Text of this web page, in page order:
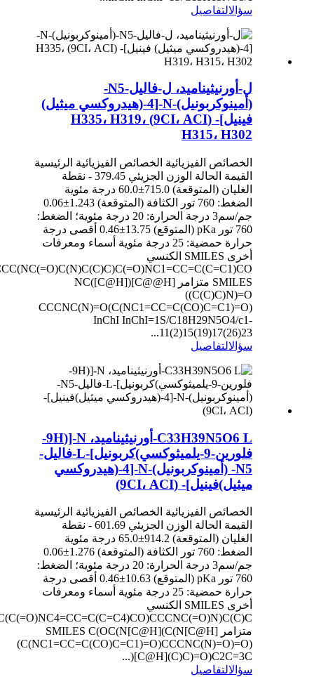
سؤالالتفاصيل
ل-أورنيثيناميد، ل-فاليل-N5-
(أمينوكربونيل)-N-[4-(هيدروكسي ميثيل)
فينيل]- (9CI، ACI) H335، H319،
H315، H302
الخصائص الفيزيائية الخصائص الفيزيائية الرئيسية
القيمة الحالة الوزن الجزيئي 379.45 - نقطة
الغليان (المتوقعة) 715.0±60.0 درجة مئوية
الضغط: 760 تور الكثافة (المتوقعة) 1.243±0.06
جم/سم3 درجة الحرارة: 20 درجة مئوية؛ الضغط:
760 تور pKa (المتوقع) 13.75±0.46 أقصى درجة
حرارة حمضية: 25 درجة مئوية أسماء ومعرفات
أخرى SMILES الكنسي
SMILES متزامر [C@@H](NC([C@H]
(C(C)C)N)=O)
(C(NC1=CC=C(CO)C=C1)=O)CCCNC(N)=O
InChI InChI=1S/C18H29N5O4/c1-
11(2)15(19)17(26)23...
سؤالالتفاصيل
C33H39N5O6 L-أورنيثيناميد، N-[(9H-
فلورين-9-يلميثوكسي)كربونيل]-L-فاليل-
N5- (أمينوكربونيل)-N-[4-(هيدروكسي
ميثيل)فينيل]- (9CI، ACI)
الخصائص الفيزيائية الخصائص الفيزيائية الرئيسية
القيمة الحالة الوزن الجزيئي 601.69 - نقطة
الغليان (المتوقعة) 914.2±65.0 درجة مئوية
الضغط: 760 تور الكثافة (المتوقعة) 1.276±0.06
جم/سم3 درجة الحرارة: 20 درجة مئوية؛ الضغط:
760 تور pKa (المتوقع) 10.63±0.46 أقصى درجة
حرارة حمضية: 25 درجة مئوية أسماء ومعرفات
أخرى SMILES الكنسي
متزامر SMILES C(OC(N[C@H](C(N[C@H]
(C(NC1=CC=C(CO)C=C1)=O)CCCNC(N)=O)=O)
[C@H](C)C)=O)C2C=3C(...
سؤالالتفاصيل